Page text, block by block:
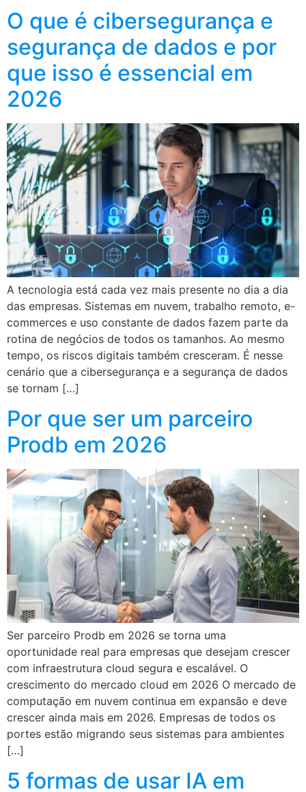
O que é cibersegurança e
segurança de dados e por
que isso é essencial em
2026
A tecnologia está cada vez mais presente no dia a dia
das empresas. Sistemas em nuvem, trabalho remoto, e-
commerces e uso constante de dados fazem parte da
rotina de negócios de todos os tamanhos. Ao mesmo
tempo, os riscos digitais também cresceram. É nesse
cenário que a cibersegurança e a segurança de dados
se tornam […]
Por que ser um parceiro
Prodb em 2026
Ser parceiro Prodb em 2026 se torna uma
oportunidade real para empresas que desejam crescer
com infraestrutura cloud segura e escalável. O
crescimento do mercado cloud em 2026 O mercado de
computação em nuvem continua em expansão e deve
crescer ainda mais em 2026. Empresas de todos os
portes estão migrando seus sistemas para ambientes
[…]
5 formas de usar IA em